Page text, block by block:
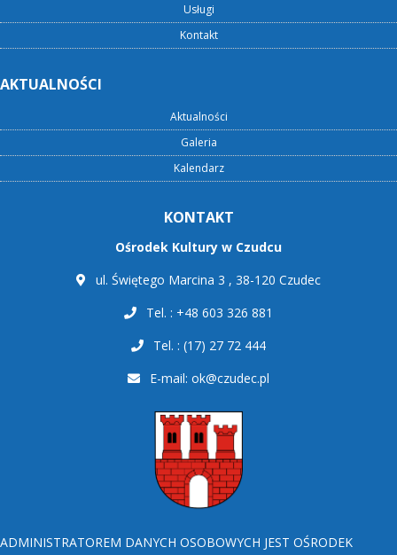
Usługi
Kontakt
AKTUALNOŚCI
Aktualności
Galeria
Kalendarz
KONTAKT
Ośrodek Kultury w Czudcu
ul. Świętego Marcina 3 , 38-120 Czudec
Tel. : +48 603 326 881
Tel. : (17) 27 72 444
E-mail: ok@czudec.pl
ADMINISTRATOREM DANYCH OSOBOWYCH JEST OŚRODEK